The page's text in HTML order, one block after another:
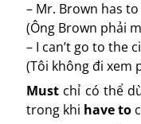
– Mr. Brown has
(Ông Brown phải
– I can’t go to the
(Tôi không đi xem
Must chỉ có thể
trong khi have to